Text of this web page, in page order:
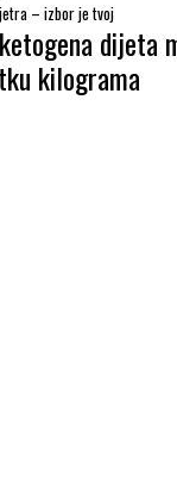
– izbor je tvoj
dijeta
kilograma